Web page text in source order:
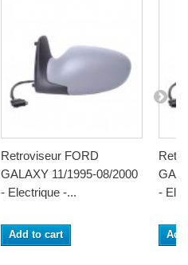
Retroviseur FORD
GALAXY 11/1995-08/2000
- Electrique -...
Add to cart
-